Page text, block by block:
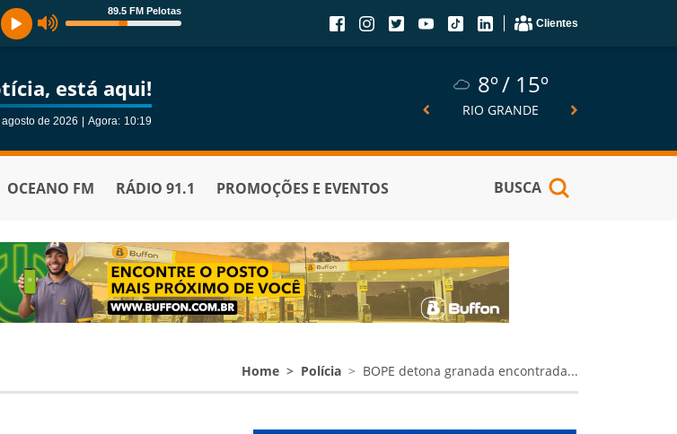
89.5 FM Pelotas
Clientes
está aqui!
de 2026 | Agora: 10:19
8º 15º
RIO GRANDE
OCEANO FM RÁDIO 91.1 PROMOÇÕES E EVENTOS BUSCA
Home Polícia BOPE detona granada encontrada...